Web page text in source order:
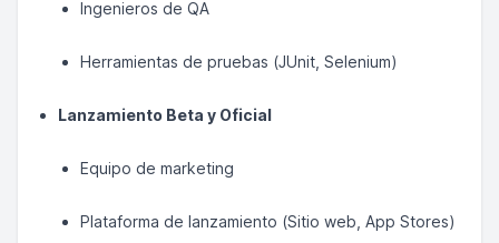
Ingenieros de QA
Herramientas de pruebas (JUnit, Selenium)
Lanzamiento Beta y Oficial
Equipo de marketing
Plataforma de lanzamiento (Sitio web, App Stores)